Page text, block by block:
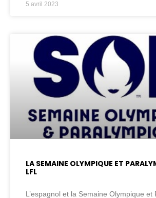
5 avril 2023
LA SEMAINE OLYMPIQUE ET
LFL
L’espagnol et la Semaine Olympique et